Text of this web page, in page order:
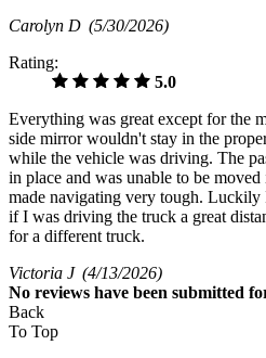
Carolyn D (5/30/2026)
Rating:
5.0
Everything was great except for the
side mirror wouldn't stay in the
while the vehicle was driving. The
in place and was unable to be
made navigating very tough.
if I was driving the truck a great
for a different truck.
Victoria J (4/13/2026)
No reviews have been submitted
Back
To Top